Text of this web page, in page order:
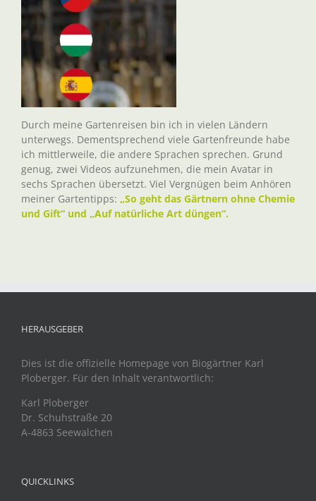
Durch meine Gartenreisen bin ich in vielen Ländern
unterwegs. Dementsprechend viele Gartenfreunde habe
ich mittlerweile, die andere Sprachen sprechen. Grund
genug, zwei Videos aufzunehmen, die mein Avatar in
sechs Sprachen übersetzt. Viel Vergnügen beim Anhören
meiner Gartentipps: „So geht das Gärtnern ohne Chemie
und Gift“ und „Auf natürliche Art düngen“.
HERAUSGEBER
Dies ist die offizielle Homepage von Biogärtner Karl
Ploberger. Für den Inhalt verantwortlich:
Karl Ploberger
Dr. Schuhstraße 20
A-4863 Seewalchen
QUICKLINKS